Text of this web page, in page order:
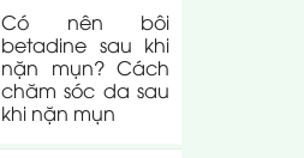
Có nên bôi
betadine sau khi
nặn mụn? Cách
chăm sóc da sau
khi nặn mụn